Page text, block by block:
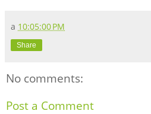
a 10:05:00 PM
Share
No comments:
Post a Comment